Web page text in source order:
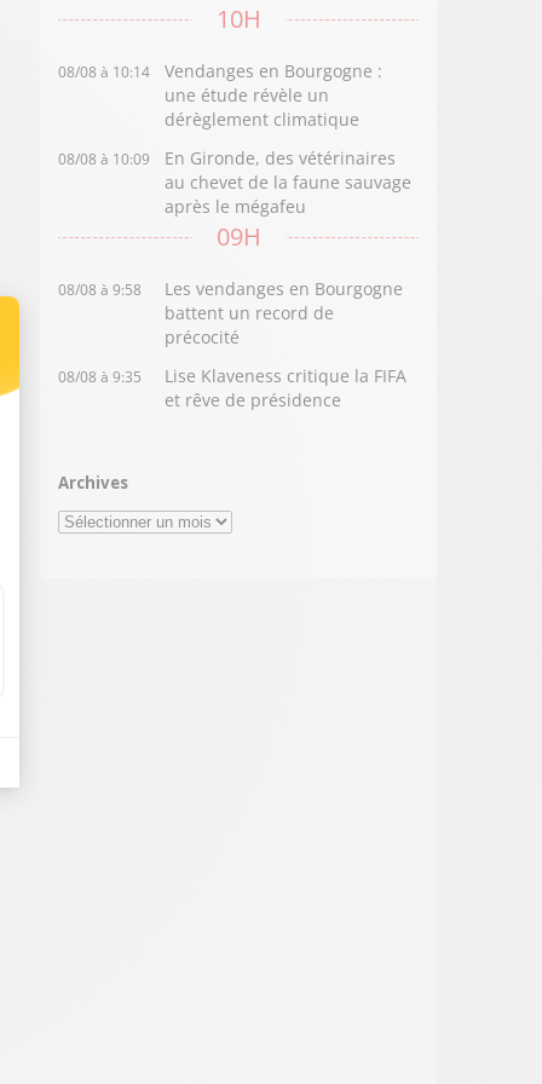
10H
08/08 à 10:14
Vendanges en Bourgogne :
une étude révèle un
dérèglement climatique
08/08 à 10:09
En Gironde, des vétérinaires
au chevet de la faune sauvage
après le mégafeu
09H
08/08 à 9:58
Les vendanges en Bourgogne
battent un record de
précocité
08/08 à 9:35
Lise Klaveness critique la FIFA
et rêve de présidence
Archives
Archives